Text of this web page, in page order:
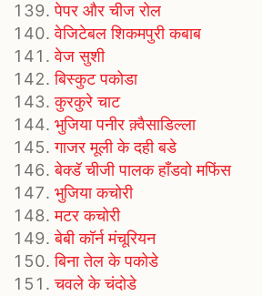
पेपर और चीज रोल
वेजिटेबल शिकमपुरी कबाब
वेज सुशी
बिस्कुट पकोडा
कुरकुरे चाट
भुजिया पनीर क़्वैसाडिल्ला
गाजर मूली के दही बडे
बेक्डॅ चीजी पालक हाँडवो मफिंस
भुजिया कचोरी
मटर कचोरी
बेबी कॉर्न मंचूरियन
बिना तेल के पकोडे
चवले के चंदोडे